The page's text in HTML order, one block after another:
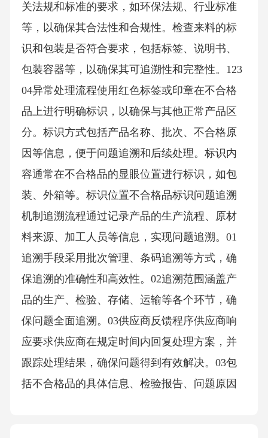
关法规和标准的要求，如环保法规、行业标准
等，以确保其合法性和合规性。检查来料的标
识和包装是否符合要求，包括标签、说明书、
包装容器等，以确保其可追溯性和完整性。123
04异常处理流程使用红色标签或印章在不合格
品上进行明确标识，以确保与其他正常产品区
分。标识方式包括产品名称、批次、不合格原
因等信息，便于问题追溯和后续处理。标识内
容通常在不合格品的显眼位置进行标识，如包
装、外箱等。标识位置不合格品标识问题追溯
机制追溯流程通过记录产品的生产流程、原材
料来源、加工人员等信息，实现问题追溯。01
追溯手段采用批次管理、条码追溯等方式，确
保追溯的准确性和高效性。02追溯范围涵盖产
品的生产、检验、存储、运输等各个环节，确
保问题全面追溯。03供应商反馈程序供应商响
应要求供应商在规定时间内回复处理方案，并
跟踪处理结果，确保问题得到有效解决。03包
括不合格品的具体信息、检验报告、问题原因